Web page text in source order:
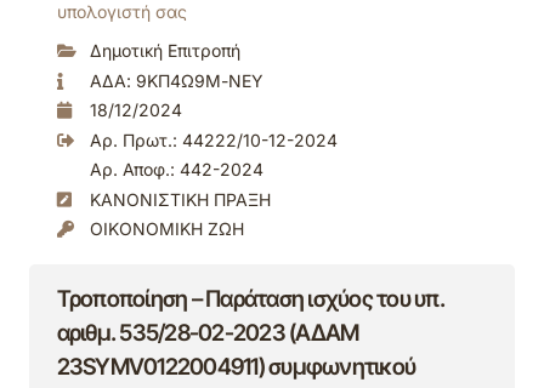
υπολογιστή σας
Δημοτική Επιτροπή
ΑΔΑ: 9ΚΠ4Ω9Μ-ΝΕΥ
18/12/2024
Αρ. Πρωτ.: 44222/10-12-2024
Αρ. Αποφ.: 442-2024
ΚΑΝΟΝΙΣΤΙΚΗ ΠΡΑΞΗ
ΟΙΚΟΝΟΜΙΚΗ ΖΩΗ
Τροποποίηση – Παράταση ισχύος του υπ.
αριθμ. 535/28-02-2023 (ΑΔΑΜ
23SYMV0122004911) συμφωνητικού